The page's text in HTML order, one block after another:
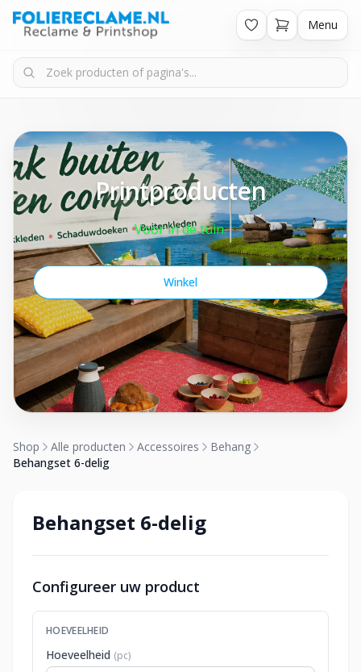
Menu
Printproducten
Voor in de tuin.
Winkel
Shop Alle producten Accessoires
Behang
Behangset 6-delig
Behangset 6-delig
Configureer uw product
HOEVEELHEID
Hoeveelheid (pc)